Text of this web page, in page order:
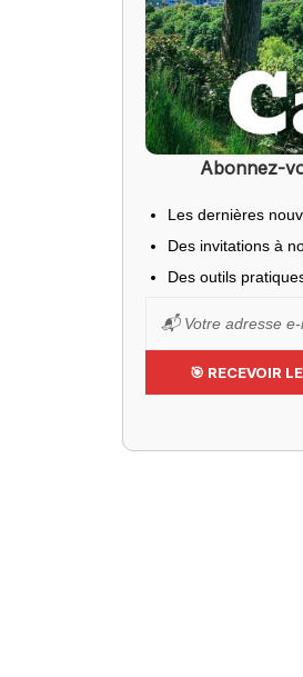
Abonnez-
Les dernières
Des invitations à
Des outils